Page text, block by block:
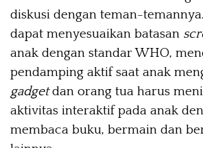
diskusi dengan teman-
dapat menyesuaikan batasan
anak dengan standar WHO,
pendamping aktif saat anak
gadgetdan orang tua harus
aktivitas interaktif pada anak
membaca buku, bermain dan